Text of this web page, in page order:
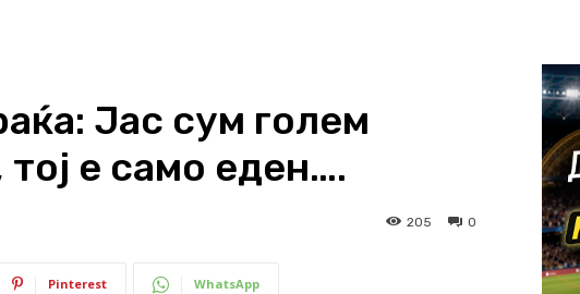
Јас сум голем
е само еден….
0
205
Pinterest WhatsApp